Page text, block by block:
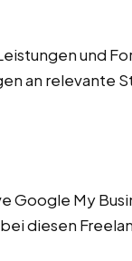
und
an relevante
Google My
diesen